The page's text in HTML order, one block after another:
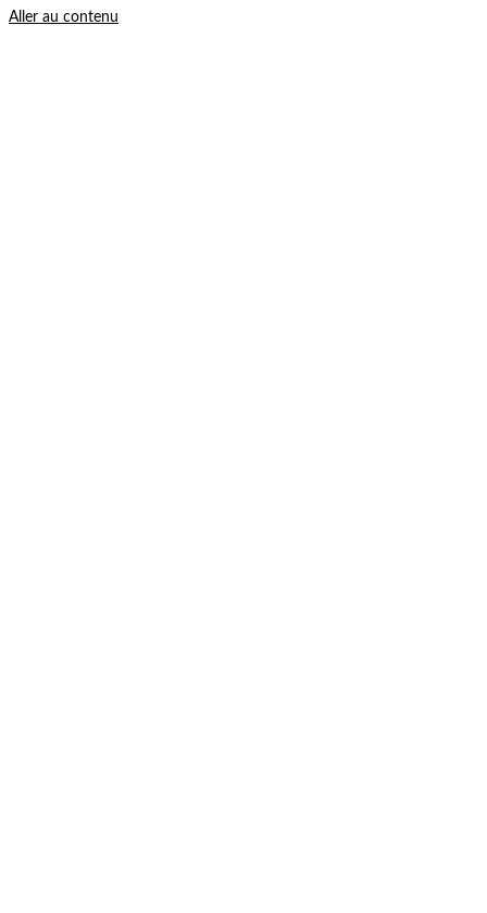
Aller au contenu